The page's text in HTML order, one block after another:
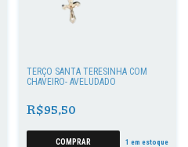
TERÇO SANTA TERESINHA COM
CHAVEIRO- AVELUDADO
R$95,50
1 em estoque